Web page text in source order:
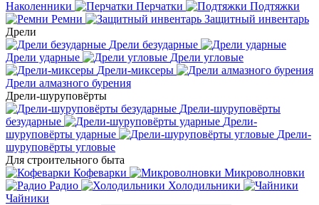
Наколенники
Перчатки
Подтяжки
Ремни
Защитный инвентарь
Дрели
Дрели безударные
Дрели ударные
Дрели угловые
Дрели-миксеры
Дрели алмазного бурения
Дрели-шуруповёрты
Дрели-шуруповёрты
безударные
Дрели-
шуруповёрты ударные
Дрели-
шуруповёрты угловые
Для строительного быта
Кофеварки
Микроволновки
Радио
Холодильники
Чайники